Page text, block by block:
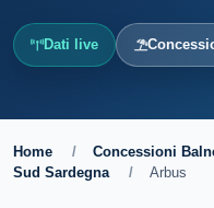
Dati live
Home / Concessioni
Sud Sardegna
/ Arbus